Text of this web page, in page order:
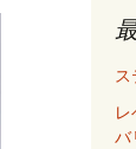
ス
バ